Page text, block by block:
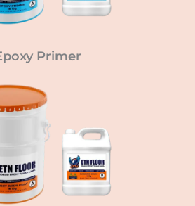
Primer